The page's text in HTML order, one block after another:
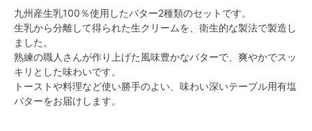
九州産生乳100％使用したバター2種類のセットです。
生乳から分離して得られた生クリームを、衛生的な製法で製造し
ました。
熟練の職人さんが作り上げた風味豊かなバターで、爽やかでスッ
キリとした味わいです。
トーストや料理など使い勝手のよい、味わい深いテーブル用有塩
バターをお届けします。